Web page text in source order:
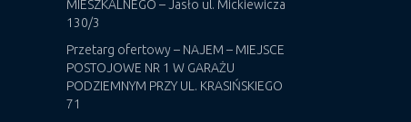
MIESZKALNEGO – Jasło ul. Mickiewicza
130/3
Przetarg ofertowy – NAJEM – MIEJSCE
POSTOJOWE NR 1 W GARAŻU
PODZIEMNYM PRZY UL. KRASIŃSKIEGO
71